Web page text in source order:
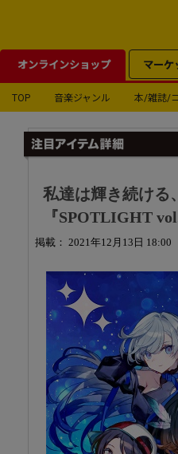
オンラインショップ マーケ
TOP 音楽ジャンル 本/雑誌/
私達は輝き続ける
『SPOTLIGHT
掲載： 2021年12月13日 18:00